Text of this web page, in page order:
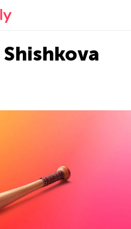
ルスキー公式ブログ